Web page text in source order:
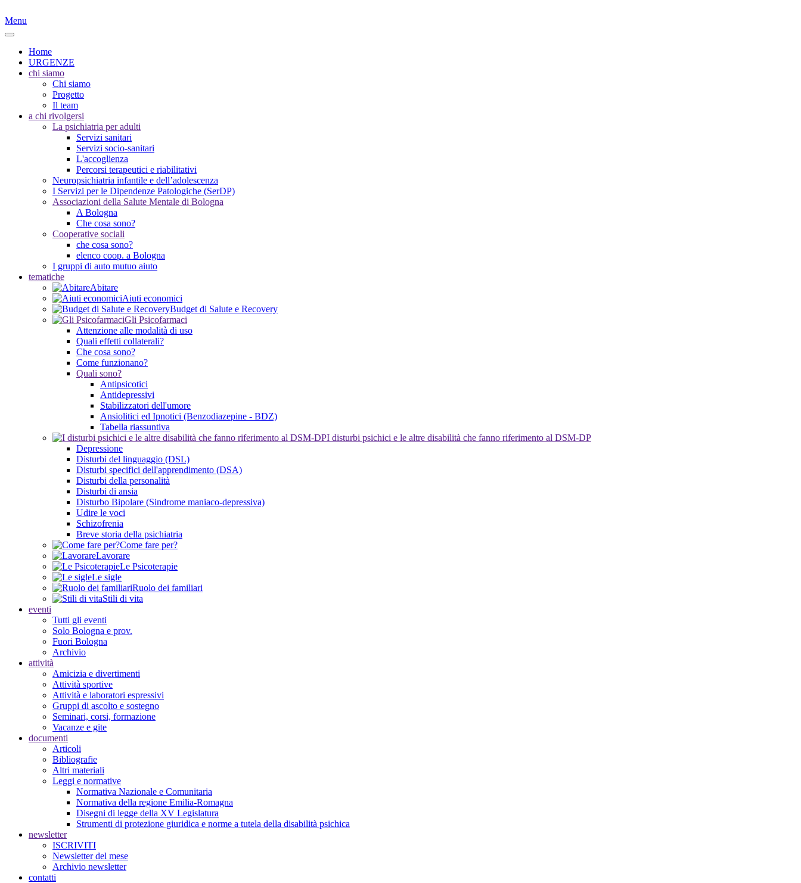
Menu
Home
URGENZE
chi siamo
Chi siamo
Progetto
Il team
a chi rivolgersi
La psichiatria per adulti
Servizi sanitari
Servizi socio-sanitari
L'accoglienza
Percorsi terapeutici e riabilitativi
Neuropsichiatria infantile e dell’adolescenza
I Servizi per le Dipendenze Patologiche (SerDP)
Associazioni della Salute Mentale di Bologna
A Bologna
Che cosa sono?
Cooperative sociali
che cosa sono?
elenco coop. a Bologna
I gruppi di auto mutuo aiuto
tematiche
Abitare
Aiuti economici
Budget di Salute e Recovery
Gli Psicofarmaci
Attenzione alle modalità di uso
Quali effetti collaterali?
Che cosa sono?
Come funzionano?
Quali sono?
Antipsicotici
Antidepressivi
Stabilizzatori dell'umore
Ansiolitici ed Ipnotici (Benzodiazepine - BDZ)
Tabella riassuntiva
I disturbi psichici e le altre disabilità che fanno riferimento al DSM-DP
Depressione
Disturbi del linguaggio (DSL)
Disturbi specifici dell'apprendimento (DSA)
Disturbi della personalità
Disturbi di ansia
Disturbo Bipolare (Sindrome maniaco-depressiva)
Udire le voci
Schizofrenia
Breve storia della psichiatria
Come fare per?
Lavorare
Le Psicoterapie
Le sigle
Ruolo dei familiari
Stili di vita
eventi
Tutti gli eventi
Solo Bologna e prov.
Fuori Bologna
Archivio
attività
Amicizia e divertimenti
Attività sportive
Attività e laboratori espressivi
Gruppi di ascolto e sostegno
Seminari, corsi, formazione
Vacanze e gite
documenti
Articoli
Bibliografie
Altri materiali
Leggi e normative
Normativa Nazionale e Comunitaria
Normativa della regione Emilia-Romagna
Disegni di legge della XV Legislatura
Strumenti di protezione giuridica e norme a tutela della disabilità psichica
newsletter
ISCRIVITI
Newsletter del mese
Archivio newsletter
contatti